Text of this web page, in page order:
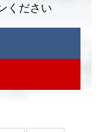
ください